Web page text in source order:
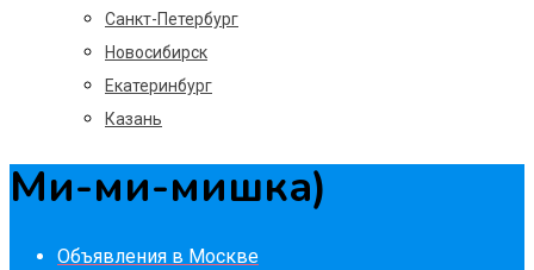
Санкт-Петербург
Новосибирск
Екатеринбург
Казань
Ми-ми-мишка)
Объявления в Москве